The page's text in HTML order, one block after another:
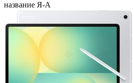
название Я-А